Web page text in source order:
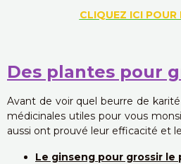
CLIQUEZ ICI POUR
Des plantes pour
Avant de voir quel beurre de
médicinales utiles pour vous
aussi ont prouvé leur efficacité et
Le ginseng pour grossir le